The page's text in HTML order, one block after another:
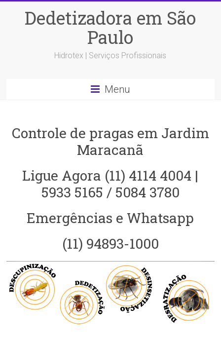
Dedetizadora em São
Paulo
Hidrotex | Serviços Profissionais
Menu
Controle de pragas em Jardim
Maracanã
Ligue Agora (11) 4114 4004 |
5933 5165 / 5084 3780
Emergências e Whatsapp
(11) 94893-1000